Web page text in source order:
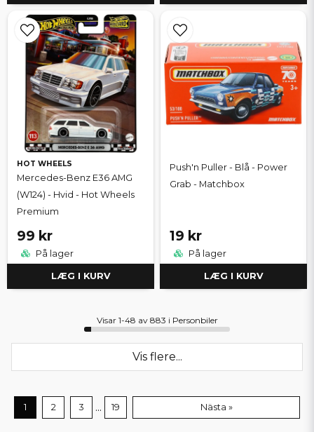
HOT WHEELS
Mercedes-Benz E36 AMG
(W124) - Hvid - Hot Wheels
Premium
99 kr
På lager
LÆG I KURV
Push'n Puller - Blå - Power
Grab - Matchbox
19 kr
På lager
LÆG I KURV
Visar 1-48 av 883 i Personbiler
Vis flere...
1 2 3 ... 19 Nästa »